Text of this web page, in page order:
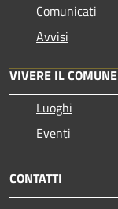
Comunicati
Avvisi
VIVERE IL COMUNE
Luoghi
Eventi
CONTATTI